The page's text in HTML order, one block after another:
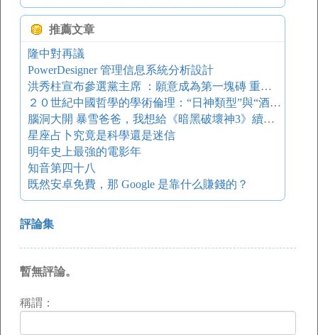
推薦文章
隆中對再議
PowerDesigner 管理信息系統分析設計
洪秀柱宣布參選黨主席 ：願意成為第一塊磚 重建百年國民黨
２０世紀中國哲學的學術倫理：“日神類型”與“酒神類型”
腦洞大開 暴雪爸爸，我想給《暗黑破壞神3》續續命
星座占卜究竟是科學還是迷信
明年史上最強的電影年
知音第四十八
既然安卓免費，那 Google 是靠什么賺錢的？
評論集
暫無評論。
稱謂：